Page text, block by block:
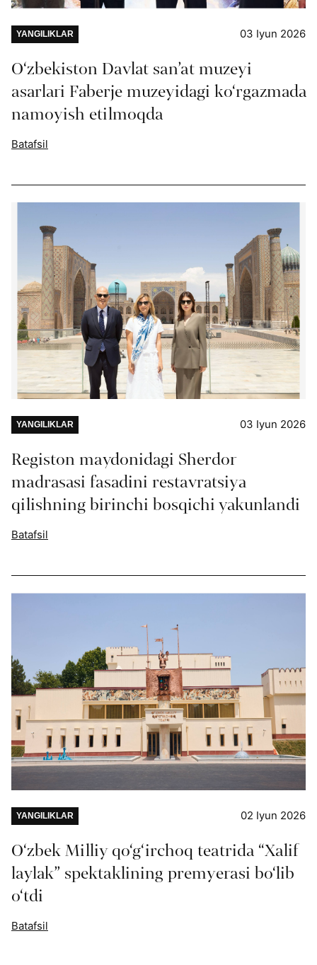
YANGILIKLAR 03 Iyun 2026
O‘zbekiston Davlat san’at muzeyi
asarlari Faberje muzeyidagi ko‘rgazmada
namoyish etilmoqda
Batafsil
YANGILIKLAR 03 Iyun 2026
Registon maydonidagi Sherdor
madrasasi fasadini restavratsiya
qilishning birinchi bosqichi yakunlandi
Batafsil
YANGILIKLAR 02 Iyun 2026
O‘zbek Milliy qo‘g‘irchoq teatrida “Xalif
laylak” spektaklining premyerasi bo‘lib
o‘tdi
Batafsil